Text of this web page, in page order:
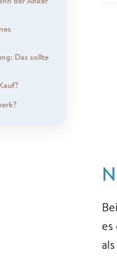
Das sollte